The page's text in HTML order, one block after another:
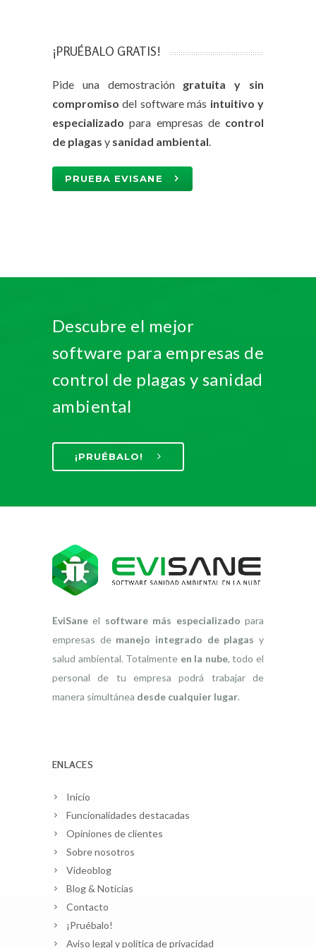
¡PRUÉBALO GRATIS!
Pide una demostración gratuita y sin
compromiso del software más intuitivo y
especializado para empresas de control
de plagas y sanidad ambiental
PRUEBA EVISANE
Descubre el mejor
software para empresas de
control de plagas y sanidad
ambiental
¡PRUÉBALO!
EviSane el software más especializado para
empresas de manejo integrado de plagas y
salud ambiental. Totalmente en la nube, todo el
personal de tu empresa podrá trabajar de
manera simultánea desde cualquier lugar.
ENLACES
Inicio
Funcionalidades destacadas
Opiniones de clientes
Sobre nosotros
Videoblog
Blog & Noticias
Contacto
¡Pruébalo!
Aviso legal y política de privacidad